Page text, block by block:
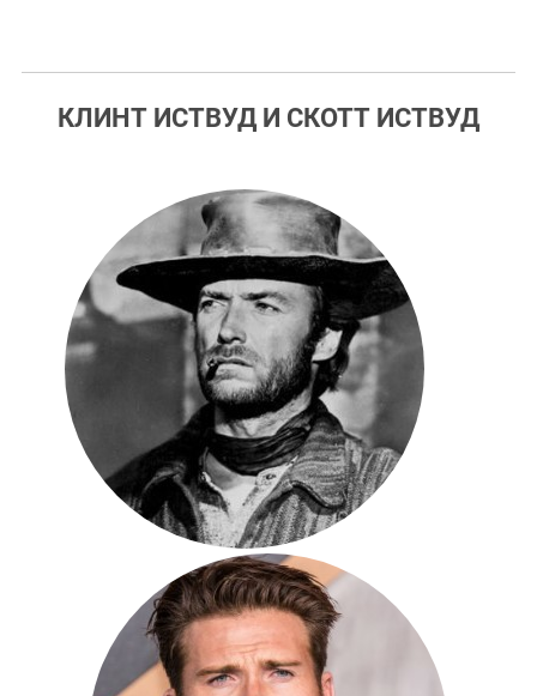
КЛИНТ ИСТВУД И СКОТТ ИСТВУД